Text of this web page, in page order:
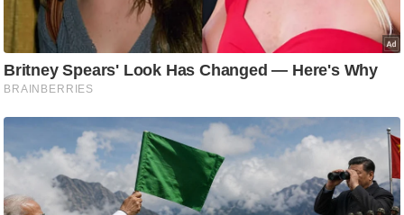
स्तं
ए
म
र
आ